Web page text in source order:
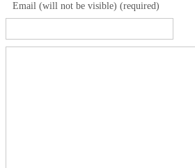
Email (will not be visible) (required)